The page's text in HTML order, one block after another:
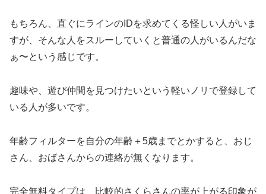
もちろん、直ぐにラインのIDを求めてくる怪しい人がいま
すが、そんな人をスルーしていくと普通の人がいるんだな
ぁ〜という感じです。
趣味や、遊び仲間を見つけたいという軽いノリで登録して
いる人が多いです。
年齢フィルターを自分の年齢＋5歳までとかすると、おじ
さん、おばさんからの連絡が無くなります。
完全無料タイプは、比較的さくらさんの率が上がる印象が